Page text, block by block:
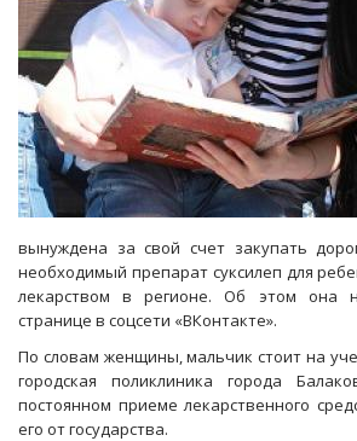
вынуждена за свой счет закупать
необходимый препарат суксилеп для
лекарством в регионе. Об этом она
странице в соцсети «ВКонтакте».
По словам женщины, мальчик стоит на
городская поликлиника города
постоянном приеме лекарственного
его от государства.